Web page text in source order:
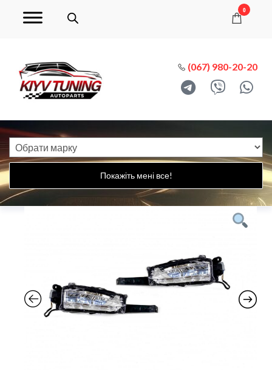
0
(067) 980-20-20
Покажіть мені все!